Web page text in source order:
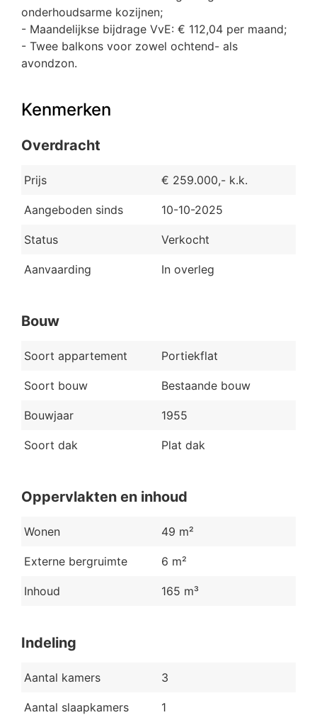
onderhoudsarme kozijnen;
- Maandelijkse bijdrage VvE: € 112,04 per maand;
- Twee balkons voor zowel ochtend- als
avondzon.
Kenmerken
Overdracht
Prijs € 259.000,- k.k.
Aangeboden sinds 10-10-2025
Status Verkocht
Aanvaarding In overleg
Bouw
Soort appartement Portiekflat
Soort bouw Bestaande bouw
Bouwjaar 1955
Soort dak Plat dak
Oppervlakten en inhoud
Wonen 49 m²
Externe bergruimte 6 m²
Inhoud 165 m³
Indeling
Aantal kamers 3
Aantal slaapkamers 1